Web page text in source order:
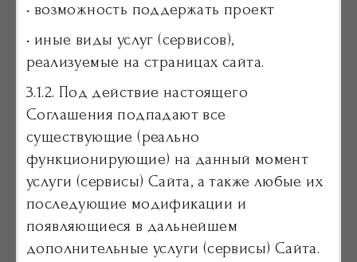
• возможность поддержать проект
• иные виды услуг (сервисов),
реализуемые на страницах сайта.
3.1.2. Под действие настоящего
Соглашения подпадают все
существующие (реально
функционирующие) на данный момент
услуги (сервисы) Сайта, а также любые их
последующие модификации и
появляющиеся в дальнейшем
дополнительные услуги (сервисы) Сайта.